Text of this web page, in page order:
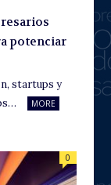
potenciar
startups y
MORE
0